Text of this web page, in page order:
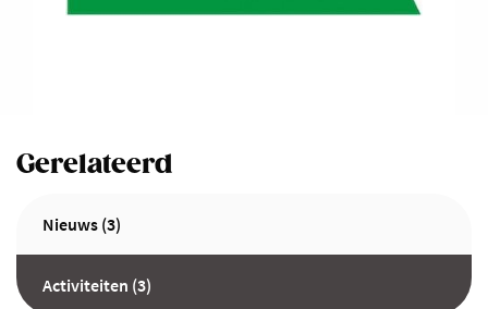
Gerelateerd
Nieuws (3)
Activiteiten (3)